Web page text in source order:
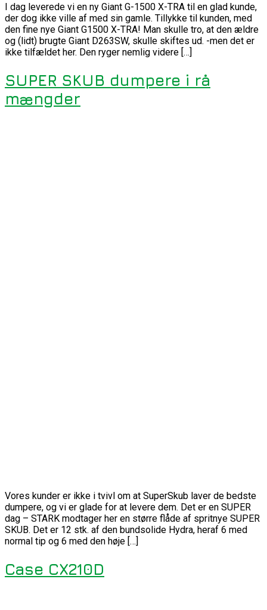
I dag leverede vi en ny Giant G-1500 X-TRA til en glad kunde,
der dog ikke ville af med sin gamle. Tillykke til kunden, med
den fine nye Giant G1500 X-TRA! Man skulle tro, at den ældre
og (lidt) brugte Giant D263SW, skulle skiftes ud. -men det er
ikke tilfældet her. Den ryger nemlig videre […]
SUPER SKUB dumpere i rå
mængder
Vores kunder er ikke i tvivl om at SuperSkub laver de bedste
dumpere, og vi er glade for at levere dem. Det er en SUPER
dag – STARK modtager her en større flåde af spritnye SUPER
SKUB. Det er 12 stk. af den bundsolide Hydra, heraf 6 med
normal tip og 6 med den høje […]
Case CX210D